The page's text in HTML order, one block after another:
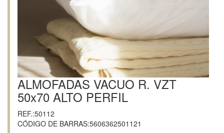
ALMOFADAS VACUO R. VZT
50x70 ALTO PERFIL
REF.:50112
CÓDIGO DE BARRAS:5606362501121